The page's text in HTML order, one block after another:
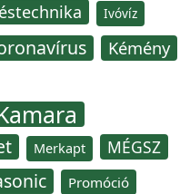
Ivóvíz
Kémény
Merkapt MÉGSZ
Promóció